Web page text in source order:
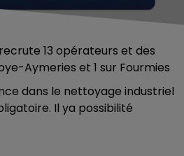
13 opérateurs et des
Aymeries et 1 sur Fourmies
dans le nettoyage industriel
Il ya possibilité